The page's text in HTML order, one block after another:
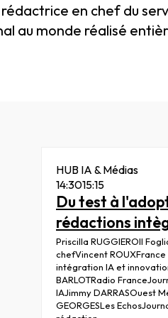
en chef du
au monde réalisé
HUB IA & Médias
14:3015:15
Du test à
rédactions
Priscilla RUGGIEROIl
chefVincentROUXFrance
intégration IA et
BARLOTRadio France
IAJimmyDARRASOuest
GEORGESLes Echos